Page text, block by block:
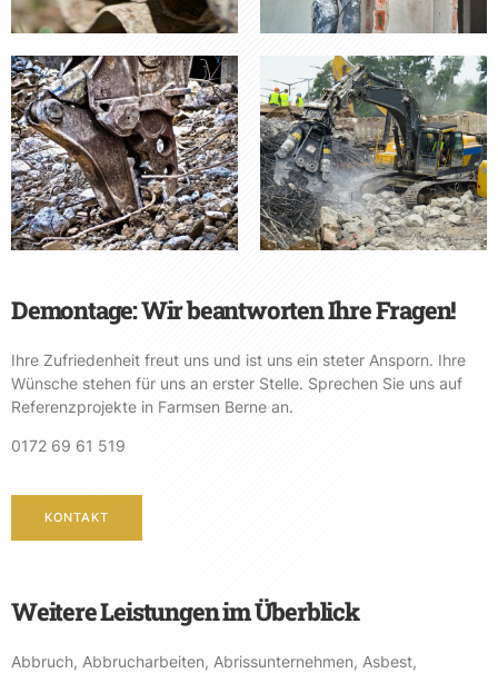
Demontage: Wir beantworten Ihre Fragen!
Ihre Zufriedenheit freut uns und ist uns ein steter Ansporn. Ihre
Wünsche stehen für uns an erster Stelle. Sprechen Sie uns auf
Referenzprojekte in Farmsen Berne an.
0172 69 61 519
KONTAKT
Weitere Leistungen im Überblick
Abbruch, Abbrucharbeiten, Abrissunternehmen, Asbest,